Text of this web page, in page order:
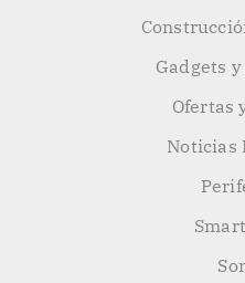
Gadgets
Ofertas
Noticias